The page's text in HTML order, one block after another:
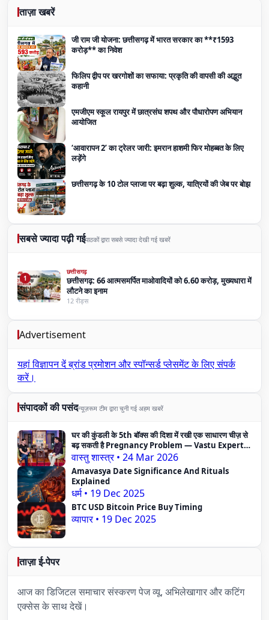
ताज़ा खबरें
जी राम जी योजना: छत्तीसगढ़ में भारत सरकार का **₹1593
करोड़** का निवेश
फिलिप द्वीप पर खरगोशों का सफाया: प्रकृति की वापसी की अद्भुत
कहानी
एमजीएम स्कूल रायपुर में छात्रसंघ शपथ और पौधारोपण अभियान
आयोजित
‘आवारापन 2’ का ट्रेलर जारी: इमरान हाशमी फिर मोहब्बत के लिए
लड़ेंगे
छत्तीसगढ़ के 10 टोल प्लाजा पर बढ़ा शुल्क, यात्रियों की जेब पर बोझ
सबसे ज्यादा पढ़ी गईपाठकों द्वारा सबसे ज्यादा देखी गई खबरें
1
छत्तीसगढ़
छत्तीसगढ़: 66 आत्मसमर्पित माओवादियों को 6.60 करोड़, मुख्यधारा में
लौटने का इनाम
12 रीड्स
Advertisement
यहां विज्ञापन देंब्रांड प्रमोशन और स्पॉन्सर्ड प्लेसमेंट के लिए संपर्क
करें।
संपादकों की पसंदन्यूज़रूम टीम द्वारा चुनी गई अहम खबरें
घर की कुंडली के 5th बॉक्स की दिशा में रखी एक साधारण चीज़ से
बढ़ सकती है Pregnancy Problem — Vastu Expert
का दावा
वास्तु शास्त्र • 24 Mar 2026
Amavasya Date Significance And Rituals
Explained
धर्म • 19 Dec 2025
BTC USD Bitcoin Price Buy Timing
व्यापार • 19 Dec 2025
ताज़ा ई-पेपर
आज का डिजिटल समाचार संस्करण पेज व्यू, अभिलेखागार और कटिंग
एक्सेस के साथ देखें।